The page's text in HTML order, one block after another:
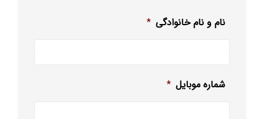
نام و نام خانوادگی *
شماره موبایل *